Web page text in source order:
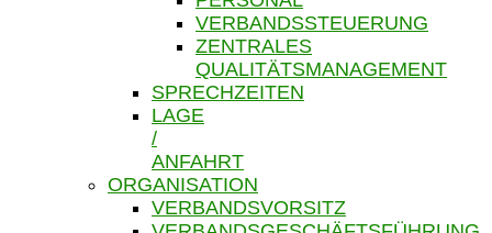
VERBANDSSTEUERUNG
ZENTRALES
QUALITÄTSMANAGEMENT
SPRECHZEITEN
LAGE
/
ANFAHRT
ORGANISATION
VERBANDSVORSITZ